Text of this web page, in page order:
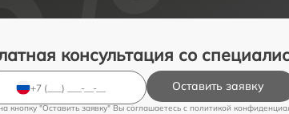
консультация со
Оставить заявку
кнопку "Оставить заявку" Вы соглашаетесь c политикой